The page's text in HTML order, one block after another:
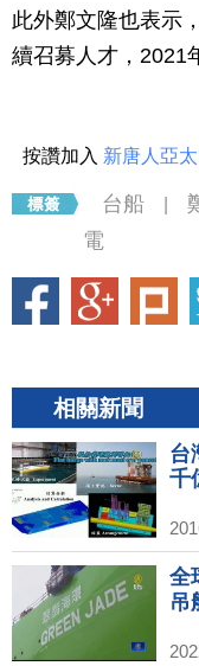
此外鄭文隆也表示
續召募人才，2021
按讚加入 新唐人亞
台船
電
相關新聞
台
千
全
吊